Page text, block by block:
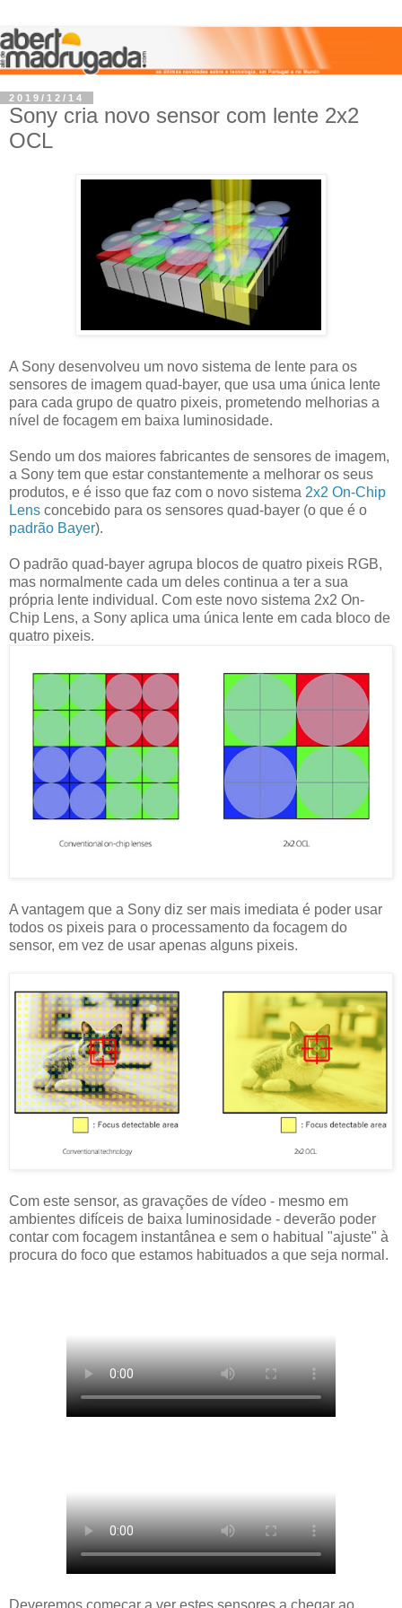
2019/12/14
Sony cria novo sensor com lente 2x2
OCL
A Sony desenvolveu um novo sistema de lente para os
sensores de imagem quad-bayer, que usa uma única lente
para cada grupo de quatro pixeis, prometendo melhorias a
nível de focagem em baixa luminosidade.
Sendo um dos maiores fabricantes de sensores de imagem,
a Sony tem que estar constantemente a melhorar os seus
produtos, e é isso que faz com o novo sistema 2x2 On-Chip
Lens concebido para os sensores quad-bayer (o que é o
padrão Bayer).
O padrão quad-bayer agrupa blocos de quatro pixeis RGB,
mas normalmente cada um deles continua a ter a sua
própria lente individual. Com este novo sistema 2x2 On-
Chip Lens, a Sony aplica uma única lente em cada bloco de
quatro pixeis.
A vantagem que a Sony diz ser mais imediata é poder usar
todos os pixeis para o processamento da focagem do
sensor, em vez de usar apenas alguns pixeis.
Com este sensor, as gravações de vídeo - mesmo em
ambientes difíceis de baixa luminosidade - deverão poder
contar com focagem instantânea e sem o habitual "ajuste" à
procura do foco que estamos habituados a que seja normal.